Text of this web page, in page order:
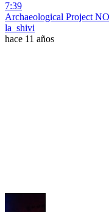
7:39
Archaeological Project
la_shivi
hace 11 años